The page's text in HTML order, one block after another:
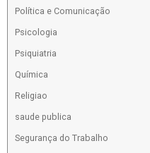
Política e Comunicação
Psicologia
Psiquiatria
Química
Religiao
saude publica
Segurança do Trabalho